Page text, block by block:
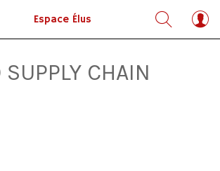
Espace Élus
SUPPLY CHAIN